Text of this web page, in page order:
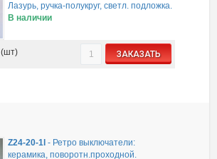
Лазурь, ручка-полукруг, светл. подложка.
В наличии
(шт) ЗАКАЗАТЬ
Z24-20-1l- Ретро выключатели:
керамика, поворотн.проходной.